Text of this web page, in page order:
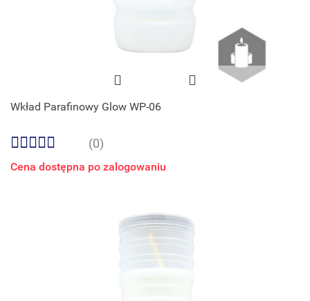
Wkład Parafinowy Glow WP-06
(0)
Cena dostępna po zalogowaniu